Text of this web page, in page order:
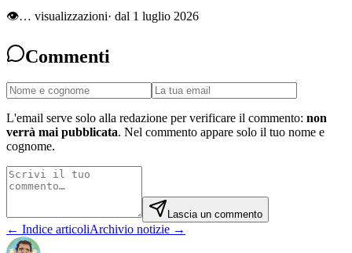
👁… visualizzazioni· dal 1 luglio 2026
Commenti
L'email serve solo alla redazione per verificare il commento: non
verrà mai pubblicata. Nel commento appare solo il tuo nome e
cognome.
Lascia un commento
← Indice articoliArchivio notizie →